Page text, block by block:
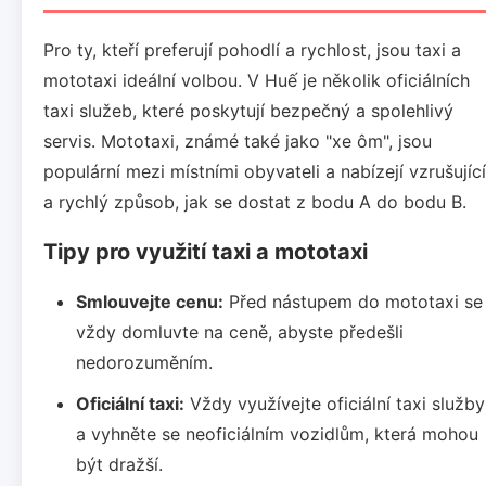
Pro ty, kteří preferují pohodlí a rychlost, jsou taxi a
mototaxi ideální volbou. V Huế je několik oficiálních
taxi služeb, které poskytují bezpečný a spolehlivý
servis. Mototaxi, známé také jako "xe ôm", jsou
populární mezi místními obyvateli a nabízejí vzrušující
a rychlý způsob, jak se dostat z bodu A do bodu B.
Tipy pro využití taxi a mototaxi
Smlouvejte cenu: Před nástupem do mototaxi se
vždy domluvte na ceně, abyste předešli
nedorozuměním.
Oficiální taxi: Vždy využívejte oficiální taxi služby
a vyhněte se neoficiálním vozidlům, která mohou
být dražší.